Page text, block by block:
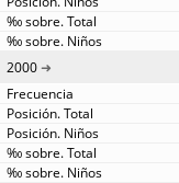
2000